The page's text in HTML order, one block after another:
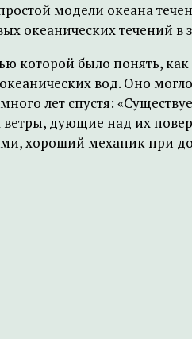
модели океана
океанических течений в
которой было понять, как
вод. Оно
лет спустя:
дующие над их
хороший механик при